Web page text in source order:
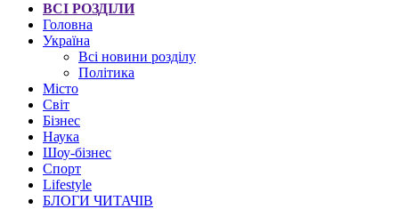
ВСІ РОЗДІЛИ
Головна
Україна
Всі новини розділу
Політика
Місто
Світ
Бізнес
Наука
Шоу-бізнес
Спорт
Lifestyle
БЛОГИ ЧИТАЧІВ